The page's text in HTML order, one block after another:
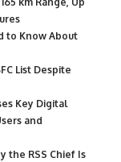
to Know About
List Despite
Key Digital
and
the RSS Chief Is